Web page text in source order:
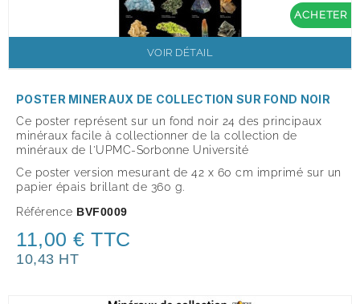
ACHETER
VOIR DÉTAIL
POSTER MINERAUX DE COLLECTION SUR FOND NOIR
Ce poster représent sur un fond noir 24 des principaux
minéraux facile à collectionner de la collection de
minéraux de l'UPMC-Sorbonne Université
Ce poster version mesurant de 42 x 60 cm imprimé sur un
papier épais brillant de 360 g.
Référence BVF0009
11,00 € TTC
10,43 HT